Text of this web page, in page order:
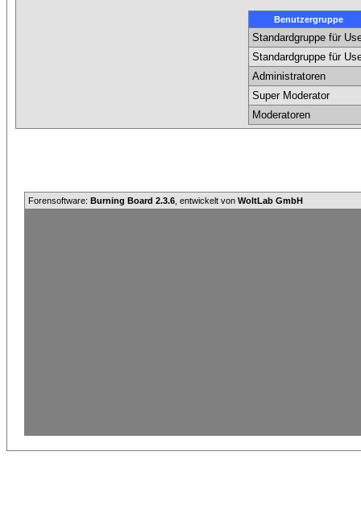
Benutzergruppe
Standardgruppe für
Standardgruppe für
Administratoren
Super Moderator
Moderatoren
Forensoftware: Burning Board 2.3.6 , entwickelt von WoltLab GmbH